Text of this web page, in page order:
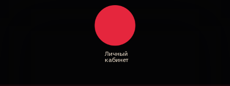
Личный
кабинет